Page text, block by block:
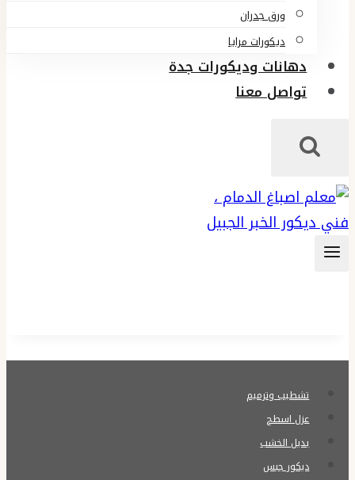
ورق جدران
ديكورات مرايا
دهانات وديكورات جدة
تواصل معنا
تشطيب وترميم
عزل اسطح
بديل الخشب
ديكور جبس